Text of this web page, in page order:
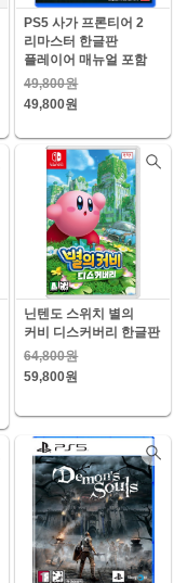
PS5 사가 프론티어 2
리마스터 한글판
플레이어 매뉴얼 포함
49,800원
49,800원
닌텐도 스위치 별의
커비 디스커버리 한글판
64,800원
59,800원